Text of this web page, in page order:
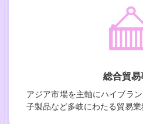
総合貿易
アジア市場を主軸にハイブラ
子製品など多岐にわたる貿易業